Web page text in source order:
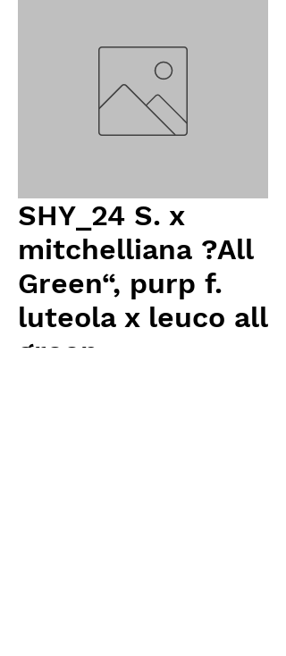
SHY_24 S. x
mitchelliana ?All
Green“, purp f.
luteola x leuco all
green